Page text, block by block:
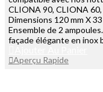
CLIONA 90, CLIONA 60,
Dimensions 120 mm X
Ensemble de 2
façade élégante en inox
Aperçu Rapide